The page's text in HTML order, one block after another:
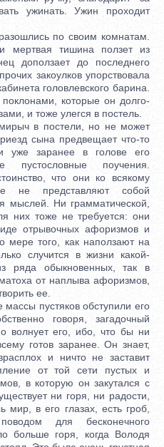
ужинать. Ужин проходит
по своим комнатам.
мертвая тишина ползет из
доползает до последнего
закоулков упорствовала
головлевского барина.
которые он долго-
и тоже улегся в постель.
в постели, но не может
сына предвещает что-то
уже заранее в голове его
пустословные поучения.
что они ко всякому
не представляют собой
мыслей. Ни грамматической,
них тоже не требуется: они
отрывочных афоризмов и
мере того, как наползают на
случится в жизни какой-
ряда обыкновенных, так в
от наплыва афоризмов,
ее.
пустяков обступили его
говоря, загадочный
волнует его, ибо, что бы ни
готов заранее. Он знает,
и ничто не заставит
от той сети пустых и
в которую он закутался с
ни горя, ни радости,
в его глазах, есть гроб,
для бесконечного
больше горя, когда Володя